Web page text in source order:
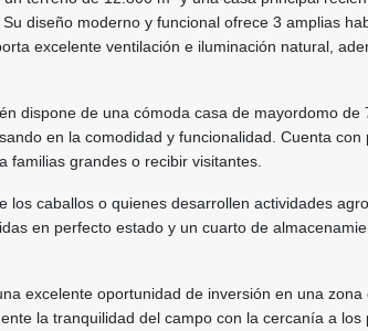
diseño moderno y funcional ofrece 3 amplias
excelente ventilación e iluminación natural,
dispone de una cómoda casa de mayordomo de
en la comodidad y funcionalidad. Cuenta
familias grandes o recibir visitantes.
los caballos o quienes desarrollen actividades
en perfecto estado y un cuarto de
excelente oportunidad de inversión en una zona
la tranquilidad del campo con la cercanía a los